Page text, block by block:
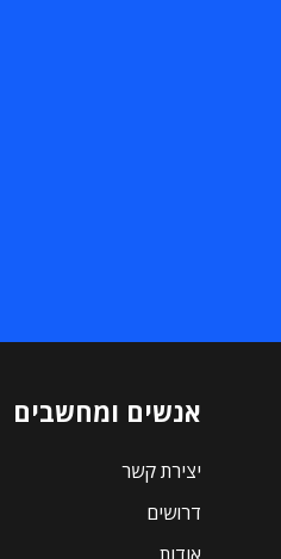
אנשים ומחשבים
יצירת קשר
דרושים